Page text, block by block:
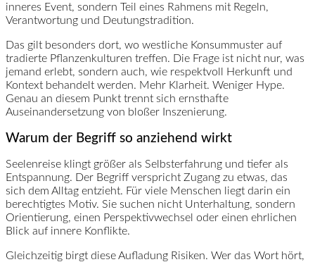
inneres Event, sondern Teil eines Rahmens mit Regeln,
Verantwortung und Deutungstradition.
Das gilt besonders dort, wo westliche Konsummuster auf
tradierte Pflanzenkulturen treffen. Die Frage ist nicht nur, was
jemand erlebt, sondern auch, wie respektvoll Herkunft und
Kontext behandelt werden. Mehr Klarheit. Weniger Hype.
Genau an diesem Punkt trennt sich ernsthafte
Auseinandersetzung von bloßer Inszenierung.
Warum der Begriff so anziehend wirkt
Seelenreise klingt größer als Selbsterfahrung und tiefer als
Entspannung. Der Begriff verspricht Zugang zu etwas, das
sich dem Alltag entzieht. Für viele Menschen liegt darin ein
berechtigtes Motiv. Sie suchen nicht Unterhaltung, sondern
Orientierung, einen Perspektivwechsel oder einen ehrlichen
Blick auf innere Konflikte.
Gleichzeitig birgt diese Aufladung Risiken. Wer das Wort hört,